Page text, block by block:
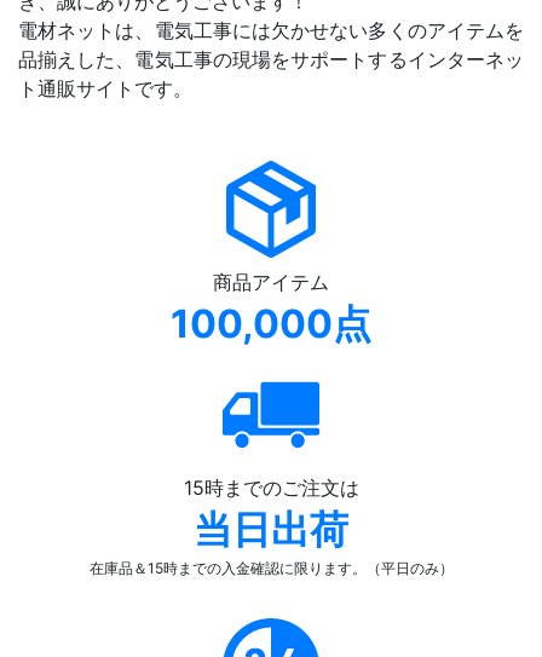
電材ネットは、電気工事には欠かせない多くのアイテムを
品揃えした、電気工事の現場をサポートするインターネッ
ト通販サイトです。
商品アイテム
100,000点
15時までのご注文は
当日出荷
在庫品＆15時までの入金確認に限ります。（平日のみ）